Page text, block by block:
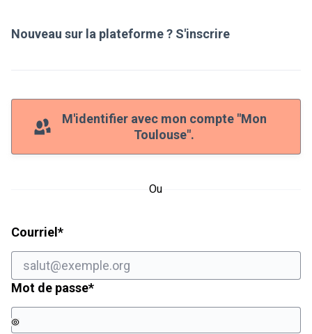
Nouveau sur la plateforme ? S'inscrire
M'identifier avec mon compte "Mon
Toulouse".
Ou
Courriel *Champ obligatoire
Mot de passe*Champ obligatoire